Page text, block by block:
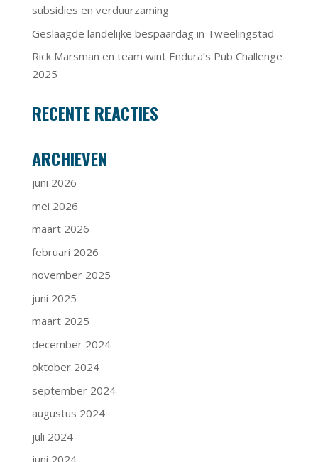
subsidies en verduurzaming
Geslaagde landelijke bespaardag in Tweelingstad
Rick Marsman en team wint Endura’s Pub Challenge
2025
RECENTE REACTIES
ARCHIEVEN
juni 2026
mei 2026
maart 2026
februari 2026
november 2025
juni 2025
maart 2025
december 2024
oktober 2024
september 2024
augustus 2024
juli 2024
juni 2024